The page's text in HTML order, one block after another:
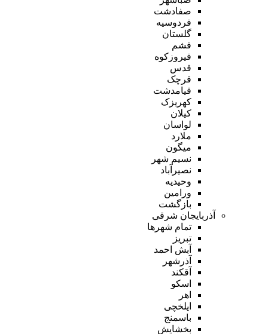
صفادشت
فردوسیه
گلستان
فشم
فیروزکوه
قدس
قرچک
قیامدشت
کهریزک
کیلان
لواسان
ملارد
میگون
نسیم شهر
نصیرآباد
وحیدیه
ورامین
بازگشت
آذربایجان شرقی
تمام شهر‌ها
تبریز
آبش احمد
آذرشهر
آقکند
اسکو
اهر
ایلخچی
باسمنج
بخشایش